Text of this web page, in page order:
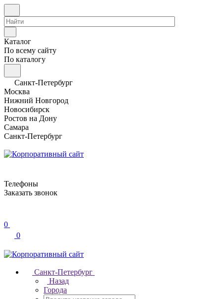
Каталог
По всему сайту
По каталогу
Санкт-Петербург
Москва
Нижний Новгород
Новосибирск
Ростов на Дону
Самара
Санкт-Петербург
Телефоны
Заказать звонок
0
0
Санкт-Петербург
Назад
Города